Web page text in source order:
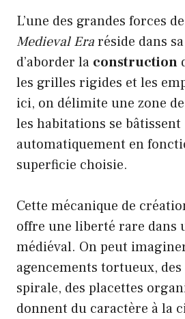
L’une des grandes forces de
Medieval Eraréside dans
d’aborder la construction
les grilles rigides et les
ici, on délimite une zone
les habitations se bâtissent
automatiquement en
superficie choisie.
Cette mécanique de
offre une liberté rare dans
médiéval. On peut
agencements tortueux,
spirale, des placettes
donnent du caractère à la